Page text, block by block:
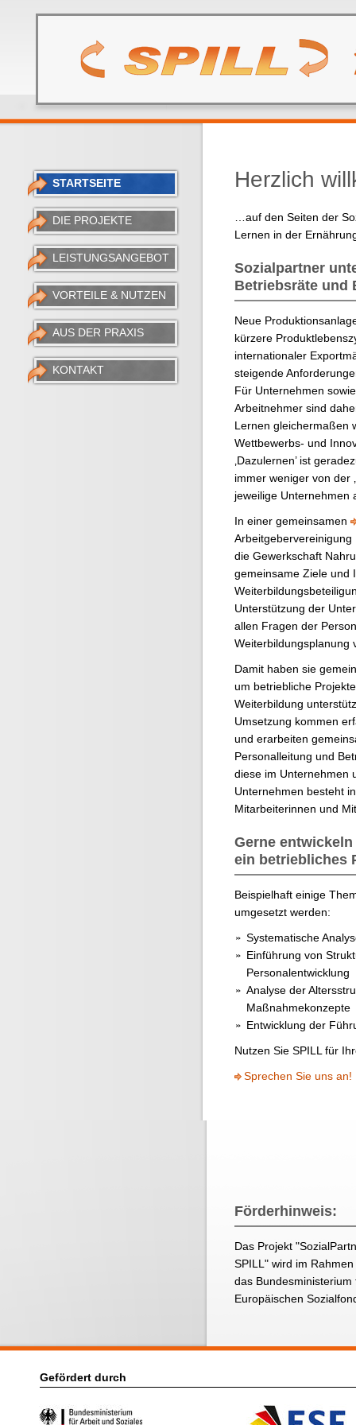
STARTSEITE
DIE PROJEKTE
LEISTUNGSANGEBOT
VORTEILE & NUTZEN
AUS DER PRAXIS
KONTAKT
Herzlich
…auf den Seiten der
Lernen in der
Sozialpartner
Betriebsräte und
Neue
kürzere
internationaler
steigende
Für Unternehmen
Arbeitnehmer sind
Lernen gleichermaßen
Wettbewerbs- und
‚Dazulernen’ ist
immer weniger von der
jeweilige Unternehmen
In einer gemeinsamen
die Gewerkschaft
gemeinsame Ziele und
Unterstützung der
allen Fragen der
Weiterbildungsplanung
Damit haben sie
um betriebliche
Weiterbildung
Umsetzung kommen
und erarbeiten
Personalleitung und
diese im Unternehmen
Unternehmen besteht
Mitarbeiterinnen und
Gerne
ein betriebliches
Beispielhaft einige
umgesetzt werden:
Systematische
Einführung von
Personalentwicklung
Analyse der
Maßnahmekonzepte
Entwicklung der
Nutzen Sie SPILL für
Sprechen Sie uns an!
Förderhinweis:
Das Projekt
SPILL" wird im
das
Europäischen
Gefördert durch